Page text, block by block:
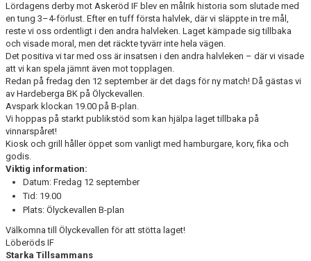
INTERSPORT - PUMA
LOPPIS
BINGO
STÖDMEDLEM
LIFS HISTORIA
DOKUMENT
SPONSRING
KAMERABEVAKNING
Lördagens derby mot Askeröd IF blev en målrik historia som slutade med
en tung 3–4-förlust. Efter en tuff första halvlek, där vi släppte in tre mål,
reste vi oss ordentligt i den andra halvleken. Laget kämpade sig tillbaka
och visade moral, men det räckte tyvärr inte hela vägen.
Det positiva vi tar med oss är insatsen i den andra halvleken – där vi visade
att vi kan spela jämnt även mot topplagen.
Redan på fredag den 12 september är det dags för ny match! Då gästas vi
av Hardeberga BK på Ölyckevallen.
Avspark klockan 19.00 på B-plan.
Vi hoppas på starkt publikstöd som kan hjälpa laget tillbaka på
vinnarspåret!
Kiosk och grill håller öppet som vanligt med hamburgare, korv, fika och
godis.
Viktig information:
Datum: Fredag 12 september
Tid: 19.00
Plats: Ölyckevallen B-plan
Välkomna till Ölyckevallen för att stötta laget!
Löberöds IF
Starka Tillsammans